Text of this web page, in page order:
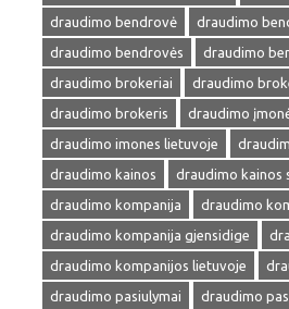
draudimo bendrovė
draudimo
draudimo bendrovės
draudimo
draudimo brokeriai
draudimo
draudimo brokeris
draudimo
draudimo imones lietuvoje
draudimo kainos
draudimo kainos
draudimo kompanija
draudimo
draudimo kompanija gjensidige
draudimo kompanijos lietuvoje
draudimo pasiulymai
draudimo